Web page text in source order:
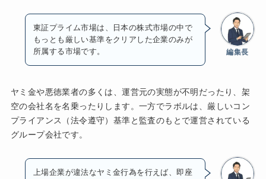
編集長
東証プライム市場は、日本の株式市場の中で
もっとも厳しい基準をクリアした企業のみが
所属する市場です。
ヤミ金や悪徳業者の多くは、運営元の実態が不明だったり、架
空の会社名を名乗ったりします。一方でラボルは、厳しいコン
プライアンス（法令遵守）基準と監査のもとで運営されている
グループ会社です。
上場企業が違法なヤミ金行為を行えば、即座